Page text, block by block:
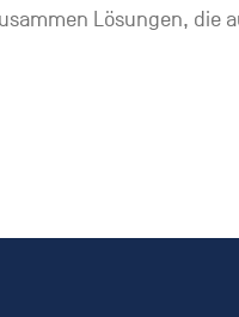
Lösungen, die